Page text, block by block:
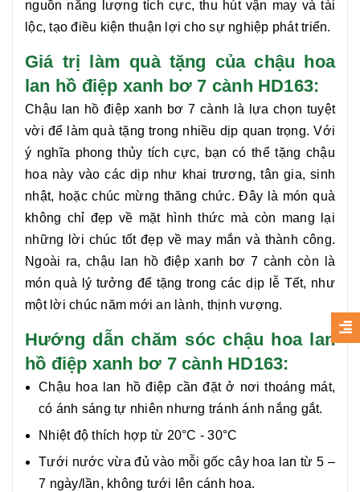
nguồn năng lượng tích cực, thu hút vận may và tài
lộc, tạo điều kiện thuận lợi cho sự nghiệp phát triển.
Giá trị làm quà tặng của chậu hoa
lan hồ điệp xanh bơ 7 cành HD163:
Chậu lan hồ điệp xanh bơ 7 cành là lựa chọn tuyệt
vời để làm quà tặng trong nhiều dịp quan trọng. Với
ý nghĩa phong thủy tích cực, bạn có thể tặng chậu
hoa này vào các dịp như khai trương, tân gia, sinh
nhật, hoặc chúc mừng thăng chức. Đây là món quà
không chỉ đẹp về mặt hình thức mà còn mang lại
những lời chúc tốt đẹp về may mắn và thành công.
Ngoài ra, chậu
lan hồ điệp xanh bơ 7 cành còn là
món quà lý tưởng để tặng trong các dịp lễ Tết, như
một lời chúc năm mới an lành, thịnh vượng.
Hướng dẫn chăm sóc chậu hoa lan
hồ điệp xanh bơ 7 cành HD163:
Chậu hoa lan hồ điệp cần đặt ở nơi thoáng mát,
có ánh sáng tự nhiên nhưng tránh ánh nắng gắt.
Nhiệt độ thích hợp từ 20°C - 30°C
Tưới nước vừa đủ vào mỗi gốc cây hoa lan từ 5 –
7 ngày/lần, không tưới lên cánh hoa.